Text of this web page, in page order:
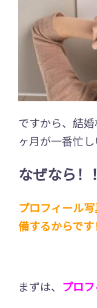
ですから、結
ヶ月が一番忙し
なぜなら！！
プロフィール
備するからです
まずは、 プロフ